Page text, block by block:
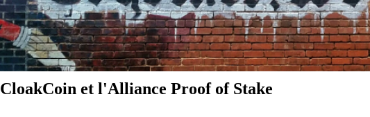
CloakCoin et l'Alliance Proof of Stake